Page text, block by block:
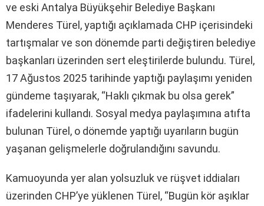
ve eski Antalya Büyükşehir Belediye Başkanı
Menderes Türel, yaptığı açıklamada CHP içerisindeki
tartışmalar ve son dönemde parti değiştiren belediye
başkanları üzerinden sert eleştirilerde bulundu. Türel,
17 Ağustos 2025 tarihinde yaptığı paylaşımı yeniden
gündeme taşıyarak, “Haklı çıkmak bu olsa gerek”
ifadelerini kullandı. Sosyal medya paylaşımına atıfta
bulunan Türel, o dönemde yaptığı uyarıların bugün
yaşanan gelişmelerle doğrulandığını savundu.
Kamuoyunda yer alan yolsuzluk ve rüşvet iddiaları
üzerinden CHP’ye yüklenen Türel, “Bugün kör aşıklar